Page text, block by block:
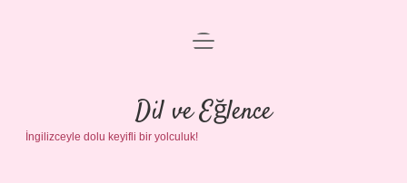
Anasayfa
Gizlilik Politikası
Yasal Uyarı
menüyü
Dil ve Eğlence
İngilizceyle dolu keyifli bir yolculuk!